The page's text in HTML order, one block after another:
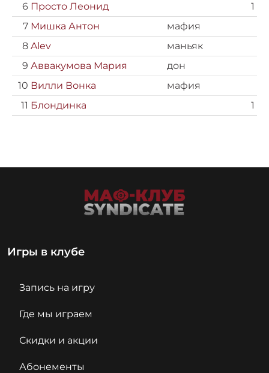
6 Просто Леонид
1
7 Мишка Антон
мафия
8 Alev
маньяк
9 Аввакумова Мария
дон
10 Вилли Вонка
мафия
11 Блондинка 1
Игры в клубе
Запись на игру
Где мы играем
Скидки и акции
Абонементы